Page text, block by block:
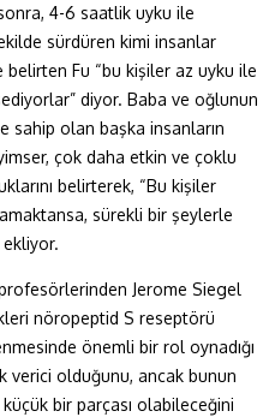
4-6 saatlik uyku ile
sürdüren kimi insanlar
Fu “bu kişiler az uyku ile
diyor. Baba ve oğlunun
sahip olan başka insanların
çok daha etkin ve çoklu
belirterek, “Bu kişiler
sürekli bir şeylerle
ekliyor.
Jerome Siegel
nöropeptid S reseptörü
önemli bir rol oynadığı
verici olduğunu, ancak bunun
bir parçası olabileceğini